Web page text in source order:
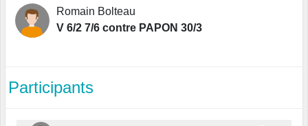
Romain Bolteau
V 6/2 7/6 contre PAPON 30/3
Participants